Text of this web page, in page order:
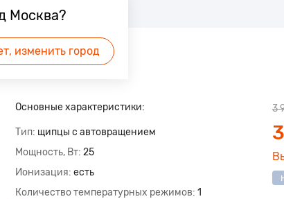
Москва?
изменить город
Приборы для укладки
Основные характеристики:
Тип щипцы с автовращением
Мощность, Вт 25
Ионизация есть
Количество температурных режимов 1
3